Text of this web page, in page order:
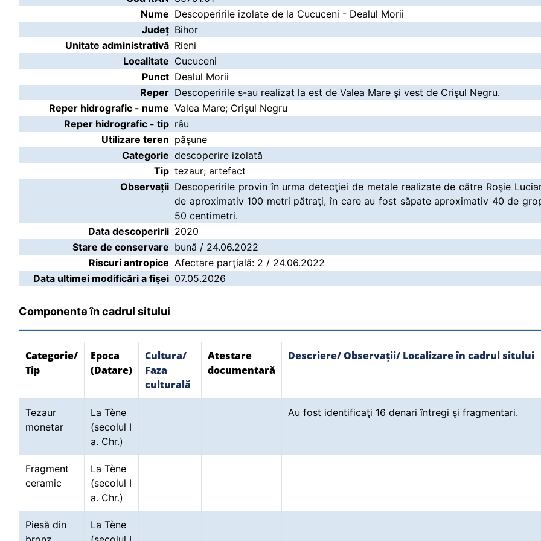
Nume Descoperirile izolate de la Cucuceni - Dealul Morii
Județ Bihor
Unitate administrativă Rieni
Localitate Cucuceni
Punct Dealul Morii
Reper Descoperirile s-au realizat la est de Valea Mare şi vest de Crişul Negru.
Reper hidrografic - nume Valea Mare; Crişul Negru
Reper hidrografic - tip râu
Utilizare teren păşune
Categorie descoperire izolată
Tip tezaur; artefact
Observații Descoperirile provin în urma detecţiei de metale realizate de către Roşie
de aproximativ 100 metri pătraţi, în care au fost săpate aproximativ 40 de
50 centimetri.
Data descoperirii 2020
Stare de conservare bună / 24.06.2022
Riscuri antropice Afectare parţială: 2 / 24.06.2022
Data ultimei modificări a fişei 07.05.2026
Componente în cadrul sitului
Categorie/
Tip
Epoca
(Datare)
Cultura/
Faza
culturală
Atestare
documentară
Descriere/ Observații/ Localizare în cadrul sitului
Tezaur
monetar
La Tène
(secolul I
a. Chr.)
Au fost identificaţi 16 denari întregi şi fragmentari.
Fragment
ceramic
La Tène
(secolul I
a. Chr.)
Piesă din
La Tène